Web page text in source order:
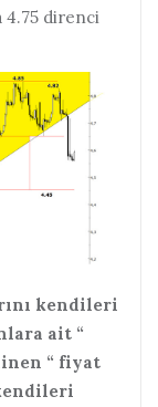
4.75 direnci
kendileri
ait “
“ fiyat